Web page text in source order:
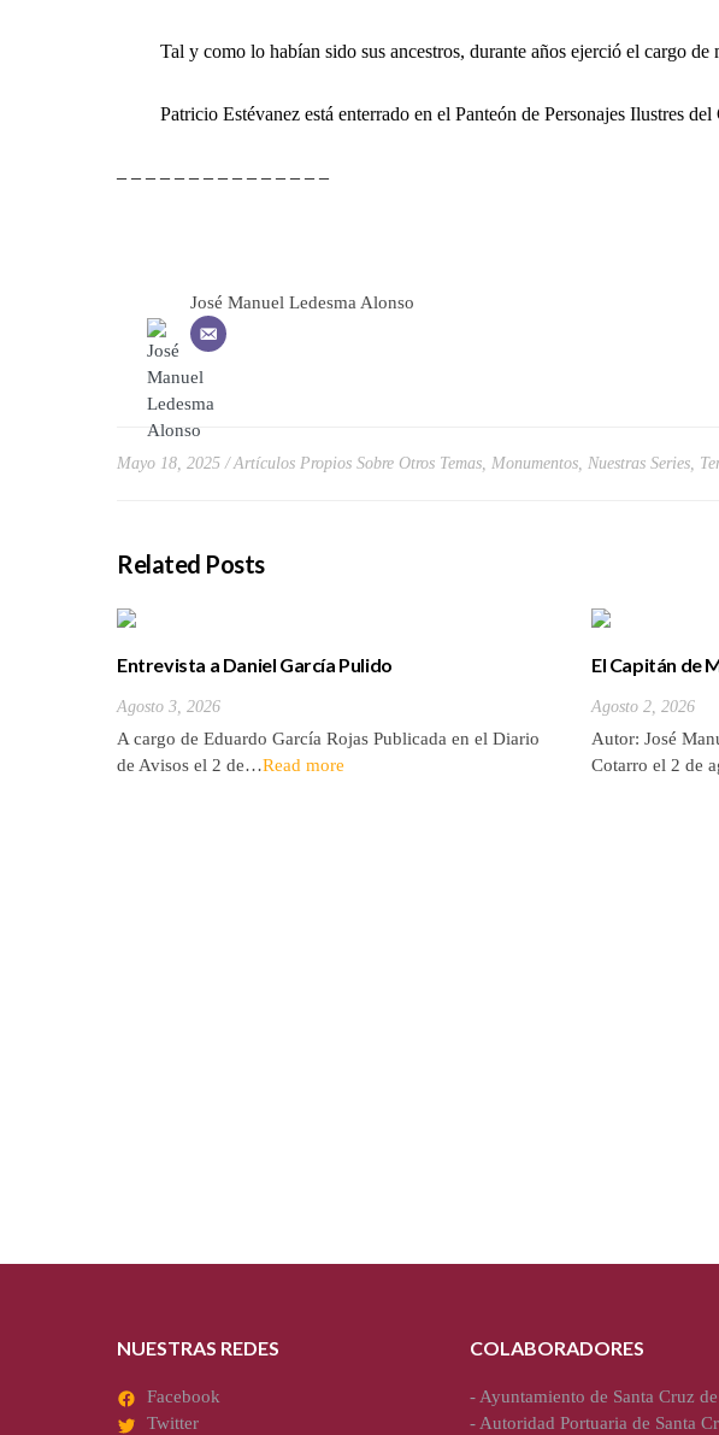
Tal y como lo habían sido sus ancestros, durante años ejerció el cargo de
Patricio Estévanez está enterrado en el Panteón de Personajes Ilustres del
– – – – – – – – – – – – – – –
José Manuel Ledesma Alonso
Mayo 18, 2025 Artículos Propios Sobre Otros Temas Monumentos Nuestras Series
Related Posts
Entrevista a Daniel García Pulido
Agosto 3, 2026
A cargo de Eduardo García Rojas Publicada en el Diario
de Avisos el 2 de…Read more
El Capitán de
Agosto 2, 2026
Autor: José
Cotarro el 2 de
NUESTRAS REDES
Facebook
Twitter
COLABORADORES
-Ayuntamiento de Santa Cruz
-Autoridad Portuaria de Santa